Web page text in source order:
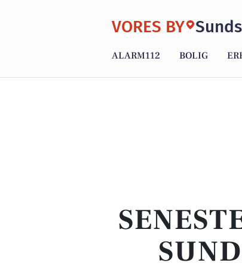
VORES BY Sunds
ALARM112 BOLIG